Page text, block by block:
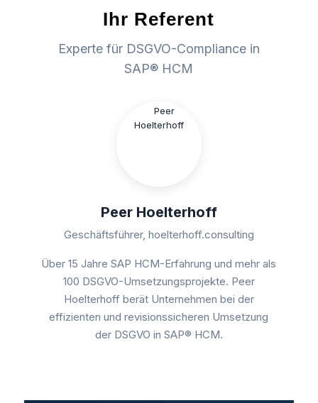
Ihr Referent
Experte für DSGVO-Compliance in
SAP® HCM
Peer Hoelterhoff
Geschäftsführer, hoelterhoff.consulting
Über 15 Jahre SAP HCM-Erfahrung und mehr als
100 DSGVO-Umsetzungsprojekte. Peer
Hoelterhoff berät Unternehmen bei der
effizienten und revisionssicheren Umsetzung
der DSGVO in SAP® HCM.